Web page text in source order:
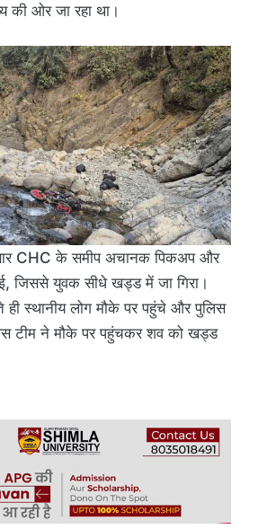
की ओर जा रहा था।
CHC के समीप अचानक पिकअप और
जिससे युवक सीधे खड्ड में जा गिरा।
स्थानीय लोग मौके पर पहुंचे और पुलिस
टीम ने मौके पर पहुंचकर शव को खड्ड